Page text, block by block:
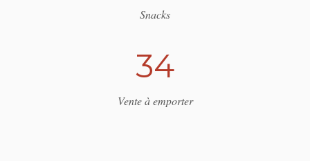
Snacks
34
Vente à emporter